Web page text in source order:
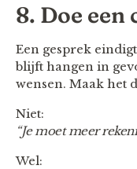
8. Doe
Een gesprek
blijft hangen in
wensen. Maak het
Niet:
“Je moet meer
Wel: